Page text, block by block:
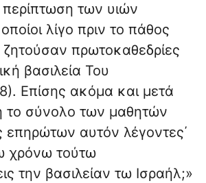
των υιών
λίγο πριν το πάθος
ζητούσαν πρωτοκαθεδρίες
βασιλεία Του
Επίσης ακόμα και μετά
το σύνολο των μαθητών
επηρώτων αυτόν λέγοντες΄
χρόνω τούτω
την βασιλείαν τω Ισραήλ;»